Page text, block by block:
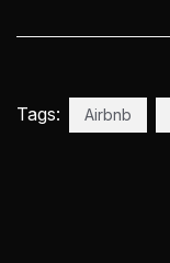
Tags: Airbnb